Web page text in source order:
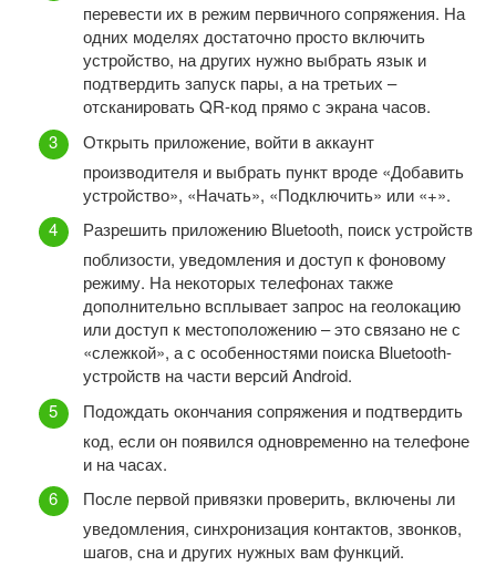
перевести их в режим первичного сопряжения. На
одних моделях достаточно просто включить
устройство, на других нужно выбрать язык и
подтвердить запуск пары, а на третьих –
отсканировать QR-код прямо с экрана часов.
Открыть приложение, войти в аккаунт
производителя и выбрать пункт вроде «Добавить
устройство», «Начать», «Подключить» или «+».
Разрешить приложению Bluetooth, поиск устройств
поблизости, уведомления и доступ к фоновому
режиму. На некоторых телефонах также
дополнительно всплывает запрос на геолокацию
или доступ к местоположению – это связано не с
«слежкой», а с особенностями поиска Bluetooth-
устройств на части версий Android.
Подождать окончания сопряжения и подтвердить
код, если он появился одновременно на телефоне
и на часах.
После первой привязки проверить, включены ли
уведомления, синхронизация контактов, звонков,
шагов, сна и других нужных вам функций.